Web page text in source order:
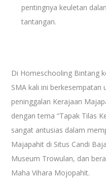
pentingnya keuletan
tantangan.
Di Homeschooling Bintang
SMA kali ini berkesempatan
peninggalan Kerajaan
dengan tema “Tapak Tilas
sangat antusias dalam
Majapahit di Situs Candi
Museum Trowulan, dan
Maha Vihara Mojopahit.